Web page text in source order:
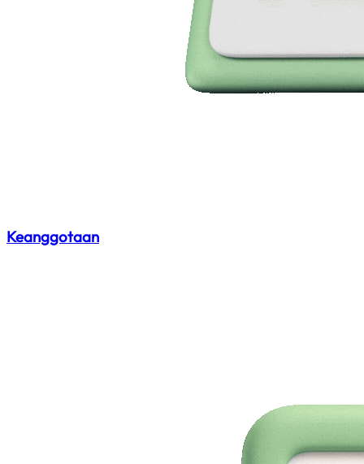
Keanggotaan